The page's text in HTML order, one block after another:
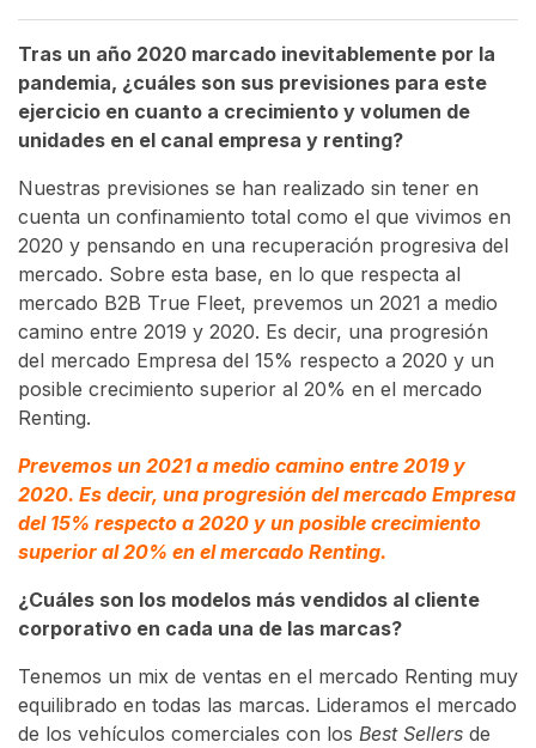
Tras un año 2020 marcado inevitablemente por la
pandemia, ¿cuáles son sus previsiones para este
ejercicio en cuanto a crecimiento y volumen de
unidades en el canal empresa y renting?
Nuestras previsiones se han realizado sin tener en
cuenta un confinamiento total como el que vivimos en
2020 y pensando en una recuperación progresiva del
mercado. Sobre esta base, en lo que respecta al
mercado B2B True Fleet, prevemos un 2021 a medio
camino entre 2019 y 2020. Es decir, una progresión
del mercado Empresa del 15% respecto a 2020 y un
posible crecimiento superior al 20% en el mercado
Renting.
Prevemos un 2021 a medio camino entre 2019 y
2020. Es decir, una progresión del mercado Empresa
del 15% respecto a 2020 y un posible crecimiento
superior al 20% en el mercado Renting.
¿Cuáles son los modelos más vendidos al cliente
corporativo en cada una de las marcas?
Tenemos un mix de ventas en el mercado Renting muy
equilibrado en todas las marcas. Lideramos el mercado
de los vehículos comerciales con los Best Sellers de